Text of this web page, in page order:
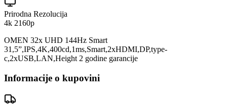
Prirodna Rezolucija
4k 2160p
OMEN 32x UHD 144Hz Smart
31,5”,IPS,4K,400cd,1ms,Smart,2xHDMI,DP,type-
c,2xUSB,LAN,Height 2 godine garancije
Informacije o kupovini